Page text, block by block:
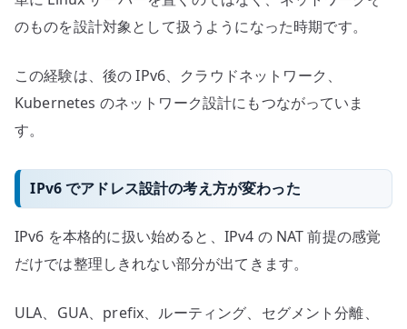
のものを設計対象として扱うようになった時期です。
この経験は、後の IPv6、クラウドネットワーク、
Kubernetes のネットワーク設計にもつながっていま
す。
IPv6 でアドレス設計の考え方が変わった
IPv6 を本格的に扱い始めると、IPv4 の NAT 前提の感覚
だけでは整理しきれない部分が出てきます。
ULA、GUA、prefix、ルーティング、セグメント分離、